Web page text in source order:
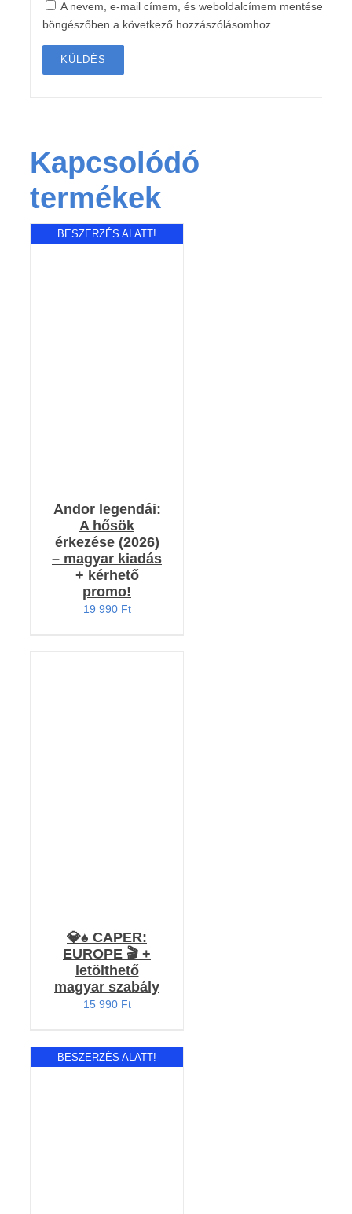
A nevem, e-mail címem, és weboldalcímem mentése a
böngészőben a következő hozzászólásomhoz.
Kapcsolódó
termékek
BESZERZÉS ALATT!
Andor legendái:
A hősök
érkezése (2026)
– magyar kiadás
+ kérhető
promo!
19 990 Ft
💎♠️ CAPER:
EUROPE 🎬 +
letölthető
magyar szabály
15 990 Ft
BESZERZÉS ALATT!